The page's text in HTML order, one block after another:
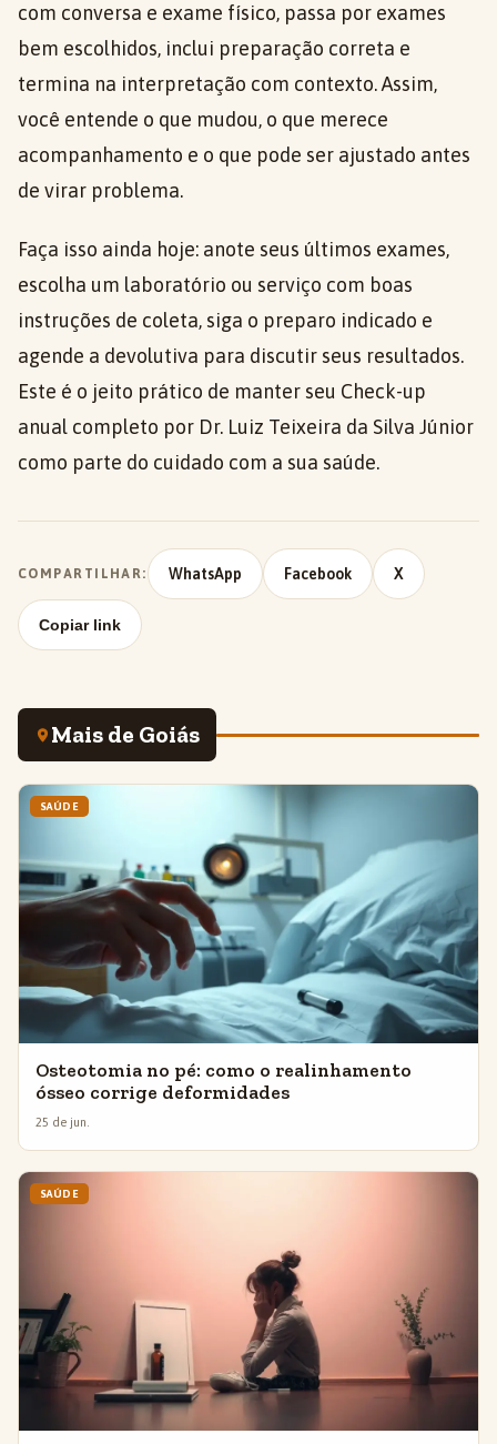
com conversa e exame físico, passa por exames
bem escolhidos, inclui preparação correta e
termina na interpretação com contexto. Assim,
você entende o que mudou, o que merece
acompanhamento e o que pode ser ajustado antes
de virar problema.
Faça isso ainda hoje: anote seus últimos exames,
escolha um laboratório ou serviço com boas
instruções de coleta, siga o preparo indicado e
agende a devolutiva para discutir seus resultados.
Este é o jeito prático de manter seu Check-up
anual completo por Dr. Luiz Teixeira da Silva Júnior
como parte do cuidado com a sua saúde.
COMPARTILHAR: WhatsApp Facebook X
Copiar link
Mais de Goiás
SAÚDE
Osteotomia no pé: como o realinhamento
ósseo corrige deformidades
25 de jun.
SAÚDE